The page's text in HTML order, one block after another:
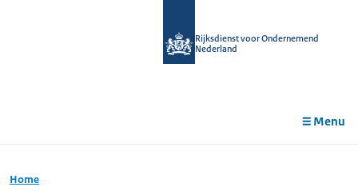
Rijksdienst voor Ondernemend
Nederland
Menu
Home